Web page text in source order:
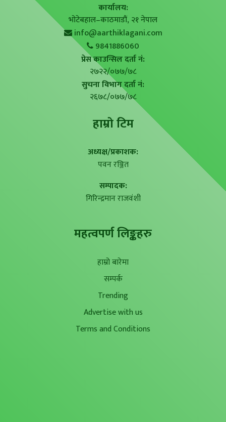
कार्यालय:
भोटेबहाल–काठमाडौं, २१ नेपाल
info@aarthiklagani.com
9841886060
प्रेस काउन्सिल दर्ता नं:
२७२२/०७७/७८
सुचना विभाग दर्ता नं:
२६७८/०७७/७८
हाम्राे टिम
अध्यक्ष/प्रकाशक:
पवन रञ्जित
सम्पादक:
गिरिन्द्रमान राजवंशी
महत्वपर्ण लिङ्कहरु
हाम्रो बारेमा
सम्पर्क
Trending
Advertise with us
Terms and Conditions